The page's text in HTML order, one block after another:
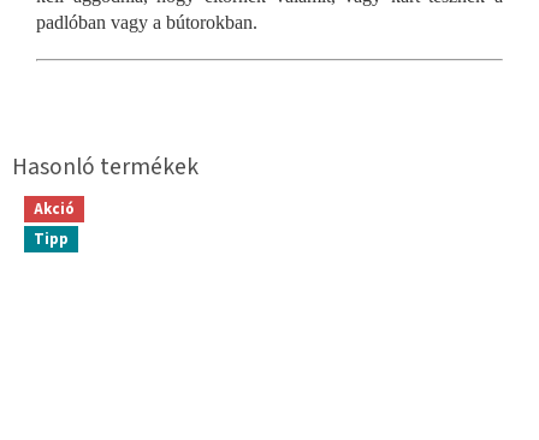
padlóban vagy a bútorokban.
Akció
Tipp